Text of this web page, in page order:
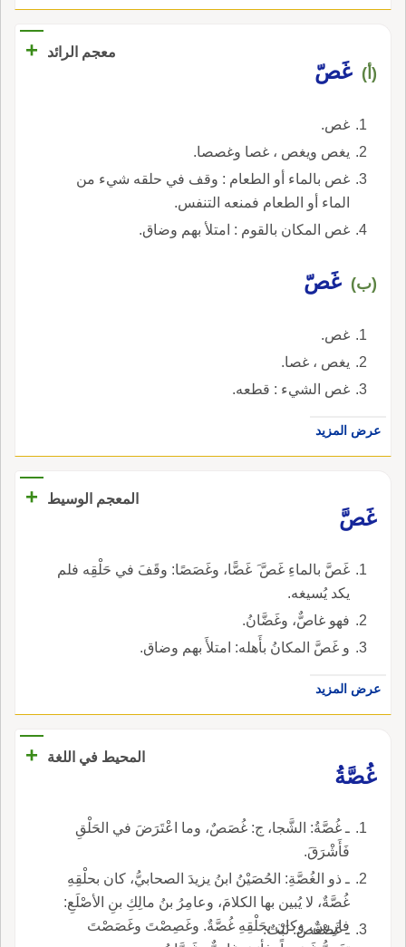
معجم الرائد +
(أ) غَصّ
غص.
يغص ويغص ، غصا وغصصا.
غص بالماء أو الطعام : وقف في حلقه شيء من
الماء أو الطعام فمنعه التنفس.
غص المكان بالقوم : امتلأ بهم وضاق.
(ب) غَصّ
غص.
يغص ، غصا.
غص الشيء : قطعه.
عرض المزيد
المعجم الوسيط
+
غَصَّ
غَصَّ بالماءِ غَصَّ َ غَصًّا، وغَصَصًا: وقَفَ في حَلْقِه فلم
يكد يُسيغه.
فهو غاصٌّ، وغَضَّانُ.
و غَصَّ المكانُ بأَهله: امتلأَ بهم وضاق.
عرض المزيد
المحيط في اللغة
+
غُصَّةُ
ـ غُصَّةُ: الشَّجا، ج: غُصَصٌ، وما اعْتَرَضَ في الحَلْقِ
فَأَشْرَقَ.
ـ ذو الغُصَّةِ: الحُصَيْنُ ابنُ يزيدَ الصحابيُّ، كان بحلْقِهِ
غُصَّةٌ، لا يُبين بها الكلامَ، وعامِرُ بنُ مالِكِ بنِ الأصْلَعِ:
فارِسٌ، وكان بحَلْقِهِ غُصَّةٌ. وغَصِصْتَ وغَصَصْتَ
ـ غَصْغَصُ: نَبْتٌ.